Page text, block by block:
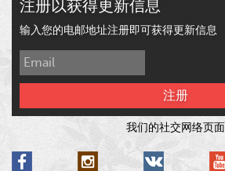
注册以获得更新信息
输入您的电邮地址注册即可获得更新信息
注册
我们的社交网络页面